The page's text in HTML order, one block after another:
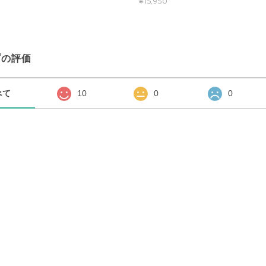
評価
て 10 0 0